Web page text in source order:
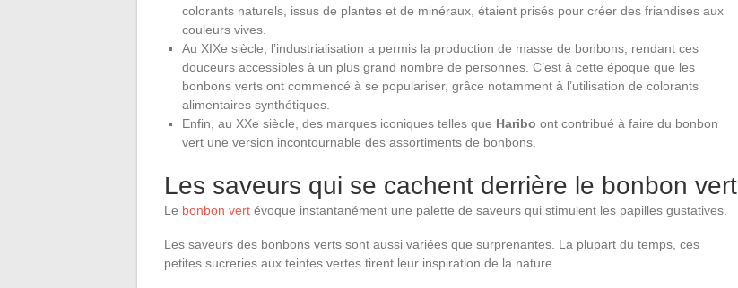
colorants naturels, issus de plantes et de minéraux, étaient prisés pour créer des friandises aux
couleurs vives.
Au XIXe siècle, l’industrialisation a permis la production de masse de bonbons, rendant ces
douceurs accessibles à un plus grand nombre de personnes. C’est à cette époque que les
bonbons verts ont commencé à se populariser, grâce notamment à l’utilisation de colorants
alimentaires synthétiques.
Enfin, au XXe siècle, des marques iconiques telles que Haribo ont contribué à faire du bonbon
vert une version incontournable des assortiments de bonbons.
Les saveurs qui se cachent derrière le bonbon vert
Le bonbon vert évoque instantanément une palette de saveurs qui stimulent les papilles gustatives.
Les saveurs des bonbons verts sont aussi variées que surprenantes. La plupart du temps, ces
petites sucreries aux teintes vertes tirent leur inspiration de la nature.